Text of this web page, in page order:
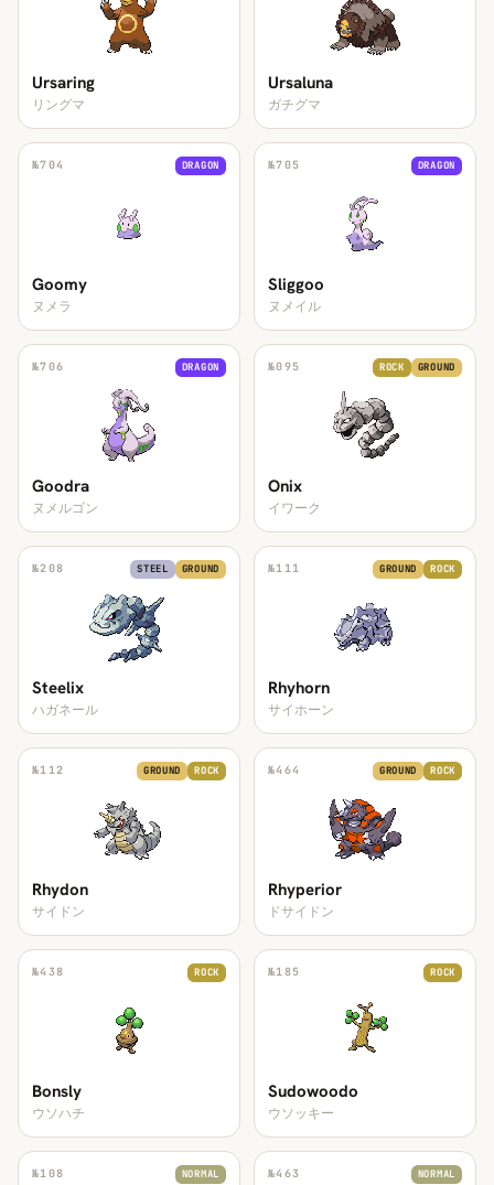
Ursaring
リングマ
Ursaluna
ガチグマ
№704 DRAGON
Goomy
ヌメラ
№705 DRAGON
Sliggoo
ヌメイル
№706 DRAGON
Goodra
ヌメルゴン
№095 ROCK GROUND
Onix
イワーク
№208 STEEL GROUND
Steelix
ハガネール
№111 GROUND ROCK
Rhyhorn
サイホーン
№112 GROUND ROCK
Rhydon
サイドン
№464 GROUND ROCK
Rhyperior
ドサイドン
№438 ROCK
Bonsly
ウソハチ
№185 ROCK
Sudowoodo
ウソッキー
№108 NORMAL №463 NORMAL